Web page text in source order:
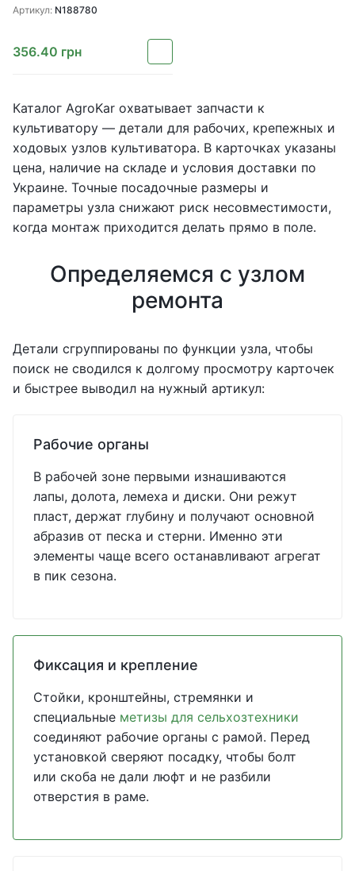
Deere
Артикул: N188780
356.40 грн
Каталог AgroKar охватывает запчасти к
культиватору — детали для рабочих, крепежных и
ходовых узлов культиватора. В карточках указаны
цена, наличие на складе и условия доставки по
Украине. Точные посадочные размеры и
параметры узла снижают риск несовместимости,
когда монтаж приходится делать прямо в поле.
Определяемся с узлом
ремонта
Детали сгруппированы по функции узла, чтобы
поиск не сводился к долгому просмотру карточек
и быстрее выводил на нужный артикул:
Рабочие органы
В рабочей зоне первыми изнашиваются
лапы, долота, лемеха и диски. Они режут
пласт, держат глубину и получают основной
абразив от песка и стерни. Именно эти
элементы чаще всего останавливают агрегат
в пик сезона.
Фиксация и крепление
Стойки, кронштейны, стремянки и
специальные метизы для сельхозтехники
соединяют рабочие органы с рамой. Перед
установкой сверяют посадку, чтобы болт
или скоба не дали люфт и не разбили
отверстия в раме.